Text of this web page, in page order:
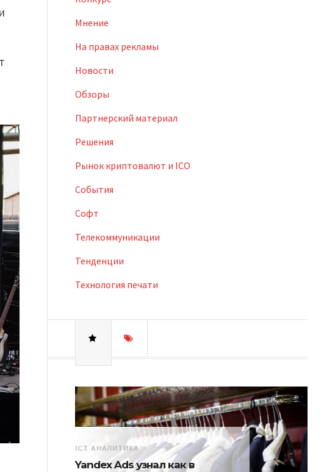
Мнение
На правах рекламы
Новости
Обзоры
Партнерский материал
Решения
Рынок криптовалют и ICO
События
Софт
Телекоммуникации
Тенденции
Технология печати
ICT АНАЛИТИКА
Yandex Ads узнал как в